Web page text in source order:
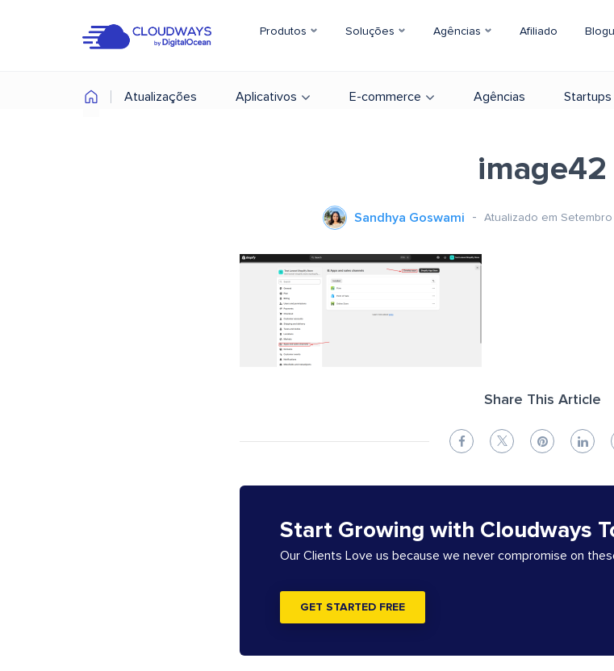
Produtos Soluções Agências Afiliado
Atualizações Aplicativos E-commerce Agências Startups
image42
Sandhya Goswami Atualizado em Setembro
Share This Article
Start Growing with Cloudways
Our Clients Love us because we never compromise on
GET STARTED FREE